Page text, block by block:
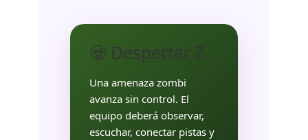
🧟 Despertar Z
Una amenaza zombi
avanza sin control. El
equipo deberá observar,
escuchar, conectar pistas y